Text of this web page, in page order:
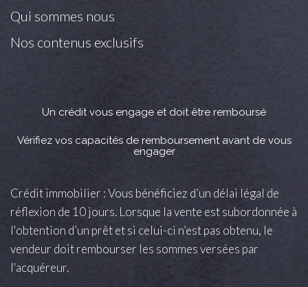
Qui sommes nous
Nos contenus exclusifs
Un crédit vous engage et doit être remboursé
Vérifiez vos capacités de remboursement avant de vous
engager
Crédit immobilier : Vous bénéficiez d’un délai légal de
réflexion de 10 jours. Lorsque la vente est subordonnée à
l'obtention d’un prêt et si celui-ci n’est pas obtenu, le
vendeur doit rembourser les sommes versées par
l'acquéreur.